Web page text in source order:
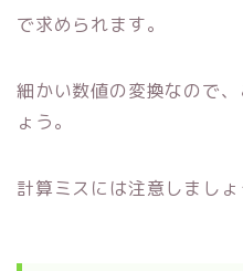
で求められます。
細かい数値の変換なので
ょう。
計算ミスには注意しましょ